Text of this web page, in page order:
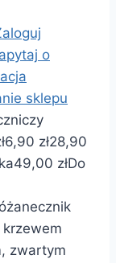
o
sklepu
6,90 zł28,90
49,00 złDo
zwartym